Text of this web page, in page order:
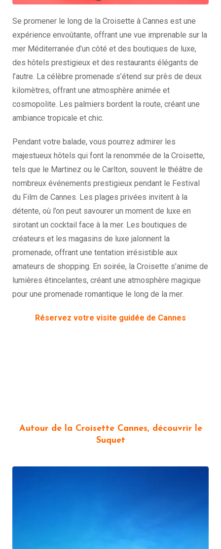
Se promener le long de la Croisette à Cannes est une
expérience envoûtante, offrant une vue imprenable sur la
mer Méditerranée d’un côté et des boutiques de luxe,
des hôtels prestigieux et des restaurants élégants de
l’autre. La célèbre promenade s’étend sur près de deux
kilomètres, offrant une atmosphère animée et
cosmopolite. Les palmiers bordent la route, créant une
ambiance tropicale et chic.
Pendant votre balade, vous pourrez admirer les
majestueux hôtels qui font la renommée de la Croisette,
tels que le Martinez ou le Carlton, souvent le théâtre de
nombreux événements prestigieux pendant le Festival
du Film de Cannes. Les plages privées invitent à la
détente, où l’on peut savourer un moment de luxe en
sirotant un cocktail face à la mer. Les boutiques de
créateurs et les magasins de luxe jalonnent la
promenade, offrant une tentation irrésistible aux
amateurs de shopping. En soirée, la Croisette s’anime de
lumières étincelantes, créant une atmosphère magique
pour une promenade romantique le long de la mer.
Réservez votre visite guidée de Cannes
Autour de la Croisette Cannes, découvrir le
Suquet